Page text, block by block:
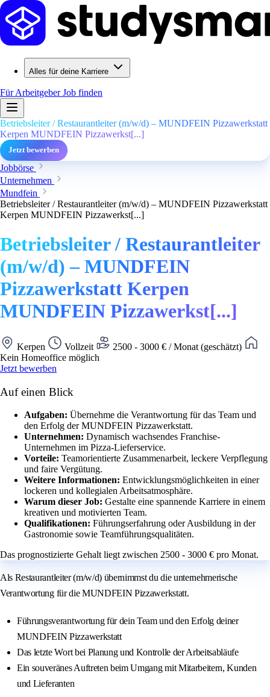
Alles für deine Karriere
Für ArbeitgeberJob finden
Betriebsleiter / Restaurantleiter (m/w/d) – MUNDFEIN Pizzawerkstatt
Kerpen MUNDFEIN Pizzawerkst[...]
Jetzt bewerben
Jobbörse
Unternehmen
Mundfein
Betriebsleiter / Restaurantleiter (m/w/d) – MUNDFEIN Pizzawerkstatt
Kerpen MUNDFEIN Pizzawerkst[...]
Betriebsleiter / Restaurantleiter
(m/w/d) – MUNDFEIN
Pizzawerkstatt Kerpen
MUNDFEIN Pizzawerkst[...]
Kerpen Vollzeit
2500 - 3000 € / Monat (geschätzt)
Kein Homeoffice möglich
Jetzt bewerben
Auf einen Blick
Aufgaben: Übernehme die Verantwortung für das Team und
den Erfolg der MUNDFEIN Pizzawerkstatt.
Unternehmen: Dynamisch wachsendes Franchise-
Unternehmen im Pizza-Lieferservice.
Vorteile: Teamorientierte Zusammenarbeit, leckere Verpflegung
und faire Vergütung.
Weitere Informationen: Entwicklungsmöglichkeiten in einer
lockeren und kollegialen Arbeitsatmosphäre.
Warum dieser Job: Gestalte eine spannende Karriere in einem
kreativen und motivierten Team.
Qualifikationen: Führungserfahrung oder Ausbildung in der
Gastronomie sowie Teamführungsqualitäten.
Das prognostizierte Gehalt liegt zwischen 2500 - 3000 € pro Monat.
Als Restaurantleiter (m/w/d) übernimmst du die unternehmerische
Verantwortung für die MUNDFEIN Pizzawerkstatt.
Führungsverantwortung für dein Team und den Erfolg deiner
MUNDFEIN Pizzawerkstatt
Das letzte Wort bei Planung und Kontrolle der Arbeitsabläufe
Ein souveränes Auftreten beim Umgang mit Mitarbeitern, Kunden
und Lieferanten